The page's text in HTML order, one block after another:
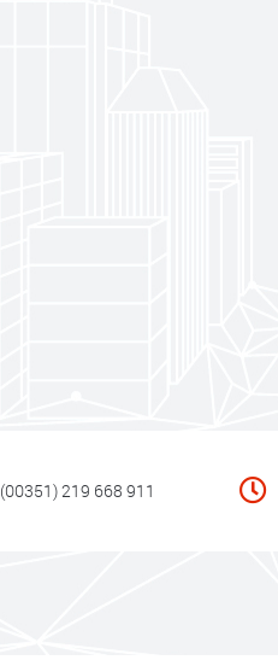
(00351) 219 668 911